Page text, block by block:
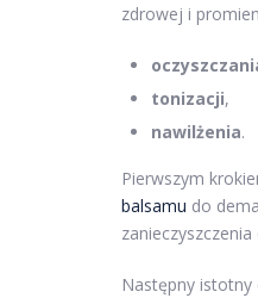
zdrowej i
tonizacji,
nawilżenia.
Pierwszym
balsamu do
Następny istotny